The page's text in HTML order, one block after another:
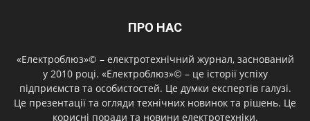
ПРО НАС
«Електроблюз»© – електротехнічний журнал, заснований
у 2010 році. «Електроблюз»© – це історії успіху
підприємств та особистостей. Це думки експертів галузі.
Це презентації та огляди технічних новинок та рішень. Це
корисні поради та новини електротехніки.